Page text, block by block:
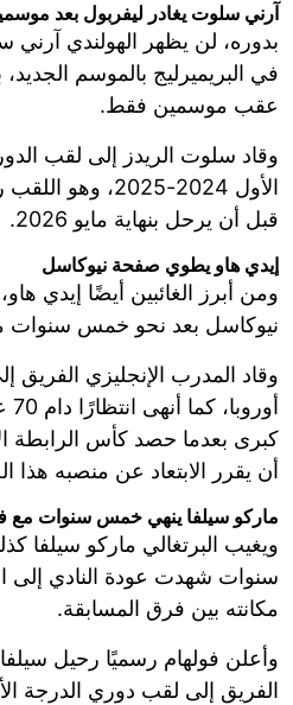
آرني سلوت يغادر ليفربول بعد
بدوره، لن يظهر الهولندي آرني
في البريميرليج بالموسم
عقب موسمين فقط.
وقاد سلوت الريدز إلى لقب
قبل أن يرحل بنهاية مايو 2026.
إيدي هاو يطوي صفحة نيوكاسل
ومن أبرز الغائبين أيضًا إيدي
نيوكاسل بعد نحو خمس سنوات
وقاد المدرب الإنجليزي الفريق
أن يقرر الابتعاد عن منصبه هذا
ماركو سيلفا ينهي خمس سنوات مع
ويغيب البرتغالي ماركو سيلفا
سنوات شهدت عودة النادي إلى
مكانته بين فرق المسابقة.
وأعلن فولهام رسميًا رحيل
الفريق إلى لقب دوري الدرجة